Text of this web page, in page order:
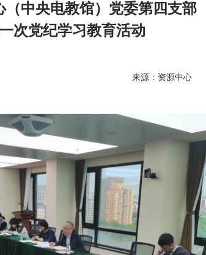
（中央电教馆）党委第四支部
次党纪学习教育活动
来源：资源中心